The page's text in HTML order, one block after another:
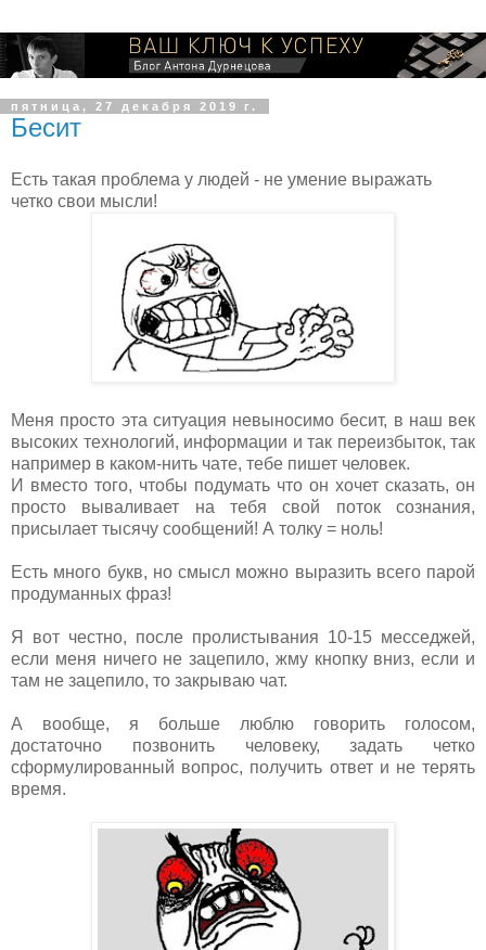
пятница, 27 декабря 2019 г.
Бесит
Есть такая проблема у людей - не умение выражать
четко свои мысли!
Меня просто эта ситуация невыносимо бесит, в наш век
высоких технологий, информации и так переизбыток, так
например в каком-нить чате, тебе пишет человек.
И вместо того, чтобы подумать что он хочет сказать, он
просто вываливает на тебя свой поток сознания,
присылает тысячу сообщений! А толку = ноль!
Есть много букв, но смысл можно выразить всего парой
продуманных фраз!
Я вот честно, после пролистывания 10-15 месседжей,
если меня ничего не зацепило, жму кнопку вниз, если и
там не зацепило, то закрываю чат.
А вообще, я больше люблю говорить голосом,
достаточно позвонить человеку, задать четко
сформулированный вопрос, получить ответ и не терять
время.